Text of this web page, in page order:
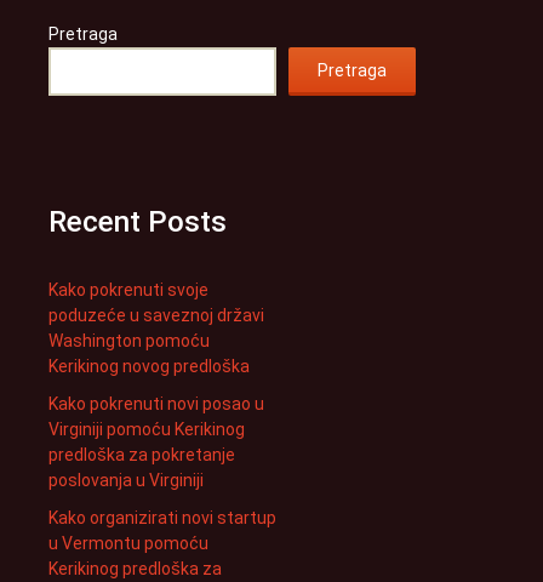
Pretraga
Pretraga
Recent Posts
Kako pokrenuti svoje
poduzeće u saveznoj državi
Washington pomoću
Kerikinog novog predloška
Kako pokrenuti novi posao u
Virginiji pomoću Kerikinog
predloška za pokretanje
poslovanja u Virginiji
Kako organizirati novi startup
u Vermontu pomoću
Kerikinog predloška za